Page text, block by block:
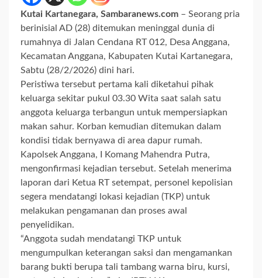
Kutai Kartanegara, Sambaranews.com – Seorang pria
berinisial AD (28) ditemukan meninggal dunia di
rumahnya di Jalan Cendana RT 012, Desa Anggana,
Kecamatan Anggana, Kabupaten Kutai Kartanegara,
Sabtu (28/2/2026) dini hari.
Peristiwa tersebut pertama kali diketahui pihak
keluarga sekitar pukul 03.30 Wita saat salah satu
anggota keluarga terbangun untuk mempersiapkan
makan sahur. Korban kemudian ditemukan dalam
kondisi tidak bernyawa di area dapur rumah.
Kapolsek Anggana, I Komang Mahendra Putra,
mengonfirmasi kejadian tersebut. Setelah menerima
laporan dari Ketua RT setempat, personel kepolisian
segera mendatangi lokasi kejadian (TKP) untuk
melakukan pengamanan dan proses awal
penyelidikan.
“Anggota sudah mendatangi TKP untuk
mengumpulkan keterangan saksi dan mengamankan
barang bukti berupa tali tambang warna biru, kursi,